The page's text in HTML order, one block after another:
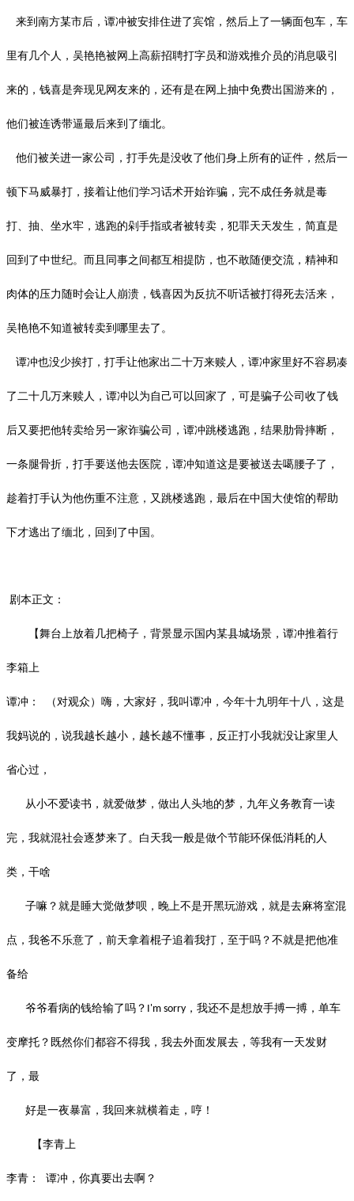
来到南方某市后，谭冲被安排住进了宾馆，然后上了一辆面包车，车
里有几个人，吴艳艳被网上高薪招聘打字员和游戏推介员的消息吸引
来的，钱喜是奔现见网友来的，还有是在网上抽中免费出国游来的，
他们被连诱带逼最后来到了缅北。
他们被关进一家公司，打手先是没收了他们身上所有的证件，然后一
顿下马威暴打，接着让他们学习话术开始诈骗，完不成任务就是毒
打、抽、坐水牢，逃跑的剁手指或者被转卖，犯罪天天发生，简直是
回到了中世纪。而且同事之间都互相提防，也不敢随便交流，精神和
肉体的压力随时会让人崩溃，钱喜因为反抗不听话被打得死去活来，
吴艳艳不知道被转卖到哪里去了。
谭冲也没少挨打，打手让他家出二十万来赎人，谭冲家里好不容易凑
了二十几万来赎人，谭冲以为自己可以回家了，可是骗子公司收了钱
后又要把他转卖给另一家诈骗公司，谭冲跳楼逃跑，结果肋骨摔断，
一条腿骨折，打手要送他去医院，谭冲知道这是要被送去噶腰子了，
趁着打手认为他伤重不注意，又跳楼逃跑，最后在中国大使馆的帮助
下才逃出了缅北，回到了中国。
剧本正文：
【舞台上放着几把椅子，背景显示国内某县城场景，谭冲推着行
李箱上
谭冲： （对观众）嗨，大家好，我叫谭冲，今年十九明年十八，这是
我妈说的，说我越长越小，越长越不懂事，反正打小我就没让家里人
省心过，
从小不爱读书，就爱做梦，做出人头地的梦，九年义务教育一读
完，我就混社会逐梦来了。白天我一般是做个节能环保低消耗的人
类，干啥
子嘛？就是睡大觉做梦呗，晚上不是开黑玩游戏，就是去麻将室混
点，我爸不乐意了，前天拿着棍子追着我打，至于吗？不就是把他准
备给
爷爷看病的钱给输了吗？ I'm sorry ，我还不是想放手搏一搏，单车
变摩托？既然你们都容不得我，我去外面发展去，等我有一天发财
了，最
好是一夜暴富，我回来就横着走，哼！
【李青上
李青： 谭冲，你真要出去啊？